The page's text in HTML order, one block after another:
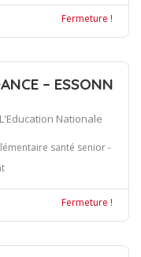
Fermeture !
– ESSONN
Nationale
santé senior -
Fermeture !